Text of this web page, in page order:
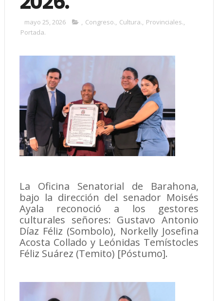
mayo 25, 2026 , Congreso., Cultura., Provinciales.,
Portada.
La Oficina Senatorial de Barahona,
bajo la dirección del senador Moisés
Ayala reconoció a los gestores
culturales señores: Gustavo Antonio
Díaz Féliz (Sombolo), Norkelly Josefina
Acosta Collado y Leónidas Temístocles
Féliz Suárez (Temito) [Póstumo].